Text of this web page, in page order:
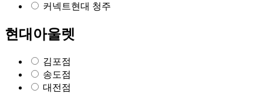
커넥트현대 청주
현대아울렛
김포점
송도점
대전점